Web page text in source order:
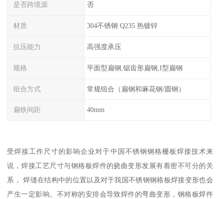
是否跨境源 否
材质 304不锈钢 Q235 热镀锌
抗压能力 高强度承压
规格 平面型扁钢,锯齿形扁钢,I型扁钢
组合方式 常规组合（扁钢和麻花钢/圆钢）
扁铁间距 40mm
受焊接工作尺寸的影响企业对于中国不锈钢钢格栅板焊接技术来
说，焊接工艺尺寸与钢格板焊件的挠曲变形发展有着密不可分的关
系， 焊缝在结构中的位置以及对于我国不锈钢钢格板焊接变形也会
产生一定影响。不对称的安排会导致焊件的弯曲变形，钢格板焊件